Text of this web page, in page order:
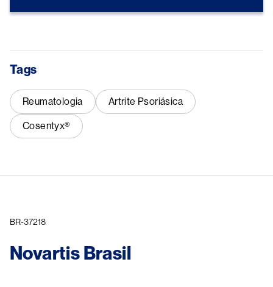
Tags
Reumatologia Artrite Psoriásica
Cosentyx®
BR-37218
Novartis Brasil